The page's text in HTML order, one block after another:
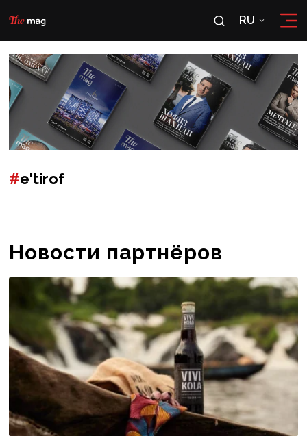
RU
RU
OʻZ
#e'tirof
Новости партнёров